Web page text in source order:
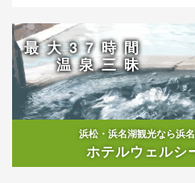
最大37時間
温泉三昧
浜松・浜名湖観光なら浜
ホテルウェルシ